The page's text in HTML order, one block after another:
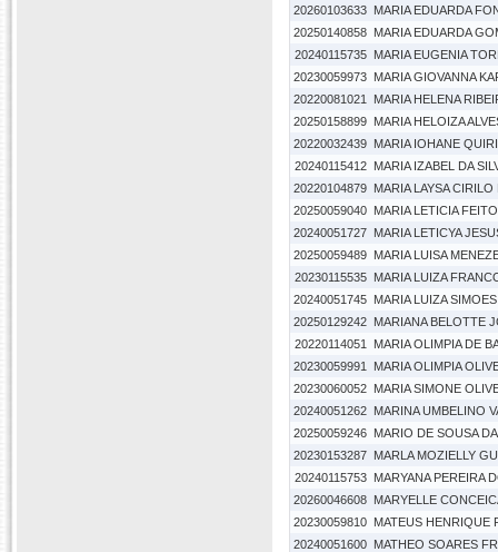
20260103633 MARIA EDUARDA
20250140858 MARIA EDUARDA
20240115735
MARIA EUGENIA
20230059973 MARIA GIOVANNA
20220081021
MARIA HELENA
20250158899 MARIA HELOIZA
20220032439 MARIA IOHANE
20240115412
MARIA IZABEL DA
20220104879 MARIA LAYSA CIRILO
20250059040 MARIA LETICIA
20240051727 MARIA LETICYA
20250059489 MARIA LUISA
20230115535
MARIA LUIZA
20240051745 MARIA LUIZA SIMOES
20250129242 MARIANA BELOTTE
20220114051
MARIA OLIMPIA DE
20230059991
MARIA OLIMPIA
20230060052 MARIA SIMONE
20240051262 MARINA UMBELINO
20250059246 MARIO DE SOUSA
20230153287 MARLA MOZIELLY
20240115753
MARYANA PEREIRA
20260046608 MARYELLE
20230059810 MATEUS HENRIQUE
20240051600 MATHEO SOARES